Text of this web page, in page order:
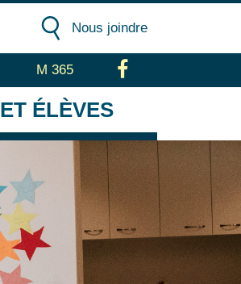
Nous joindre
M 365
ET ÉLÈVES